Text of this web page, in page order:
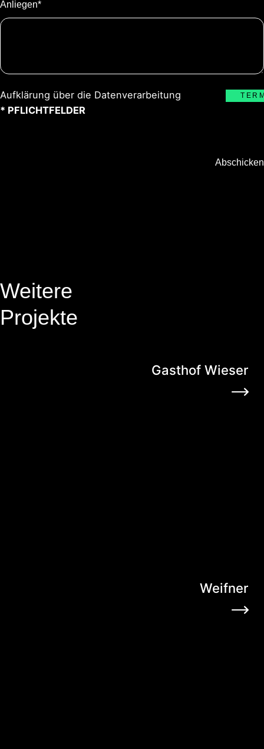
Anliegen*
Abschicken
Aufklärung über die Datenverarbeitung
* PFLICHTFELDER
Weitere
Projekte
Gasthof Wieser
Weifner